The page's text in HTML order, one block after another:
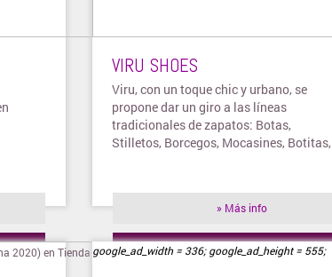
VIRU SHOES
Viru, con un toque chic y urbano, se
propone dar un giro a las líneas
tradicionales de zapatos: Botas,
Stilletos, Borcegos, Mocasines, Botitas,
» Más info
» Visitar tienda
google_ad_width = 336; google_ad_height = 555;